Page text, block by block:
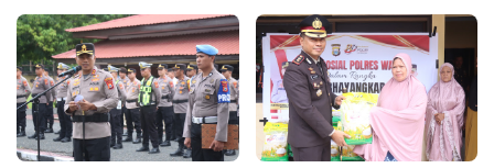
dan Kriminalitas di
Wilayah Hukum
Bhayangkari Gabungan
Seksi Raih Juara